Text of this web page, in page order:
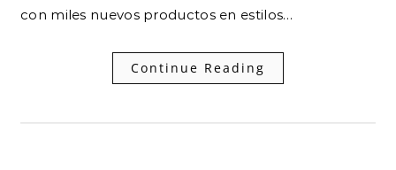
con miles nuevos productos en estilos…
Continue Reading